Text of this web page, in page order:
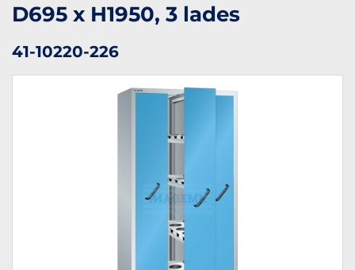
D695 x H1950, 3 lades
41-10220-226